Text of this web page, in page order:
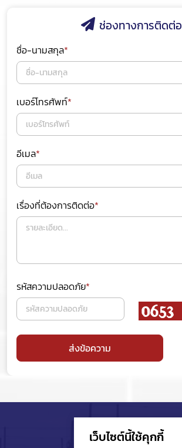
ช่องทางการติดต่อ
ชื่อ-นามสกุล*
เบอร์โทรศัพท์*
อีเมล*
เรื่องที่ต้องการติดต่อ*
รหัสความปลอดภัย*
ส่งข้อความ
เว็บไซต์นี้ใช้คุกกี้